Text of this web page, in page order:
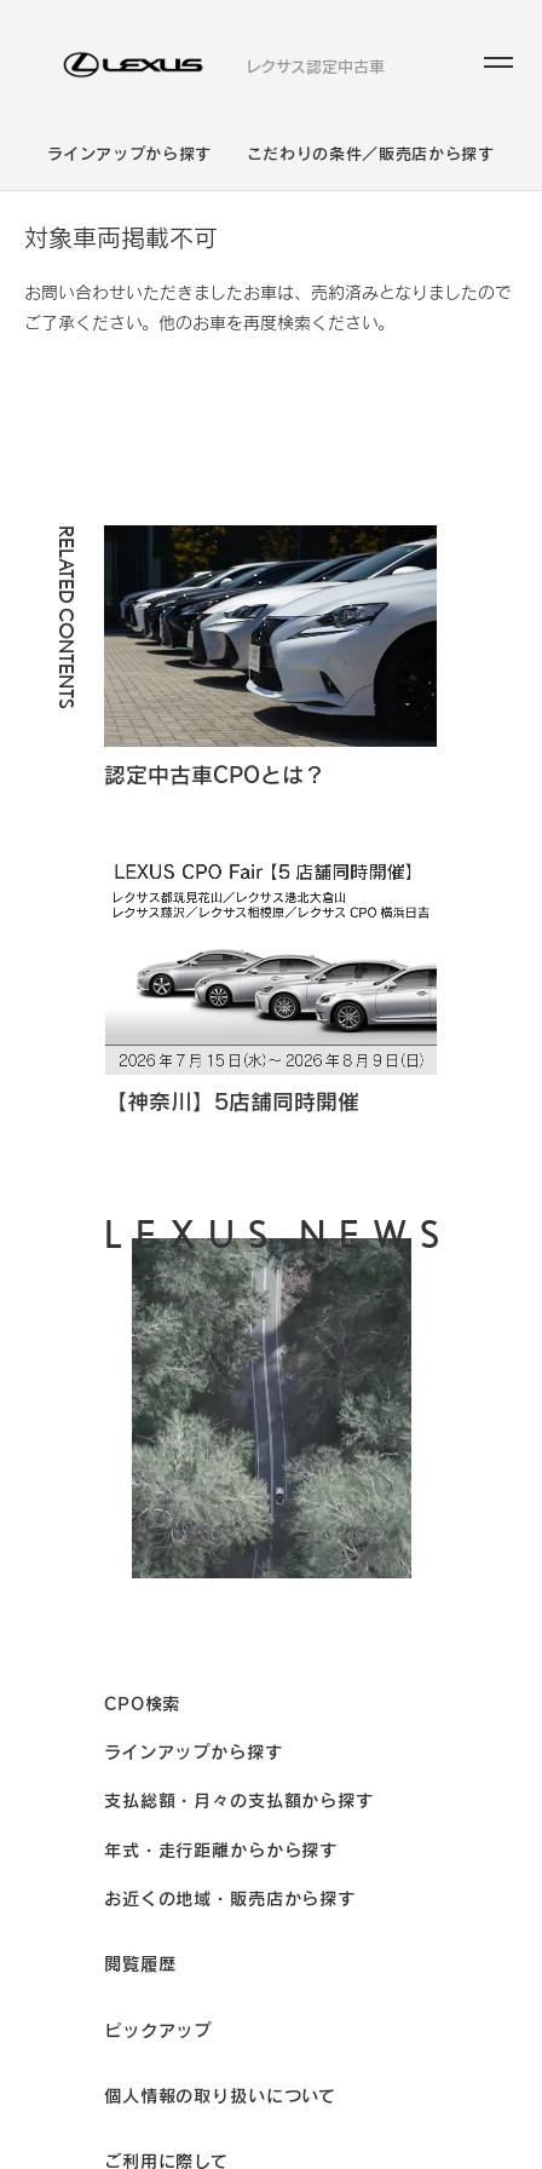
レクサス認定中古車
ラインアップから探す こだわりの条件／販売店から探す
対象車両掲載不可
お問い合わせいただきましたお車は、売約済みとなりましたので
ご了承ください。他のお車を再度検索ください。
RELATED CONTENTS
認定中古車CPOとは？
【神奈川】5店舗同時開催
LEXUS NEWS
CPO検索
ラインアップから探す
支払総額・月々の支払額から探す
年式・走行距離からから探す
お近くの地域・販売店から探す
閲覧履歴
ピックアップ
個人情報の取り扱いについて
ご利用に際して